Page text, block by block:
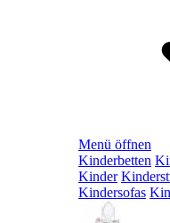
Menü öffnen
Kinderbetten
Kinder
Kindersofas